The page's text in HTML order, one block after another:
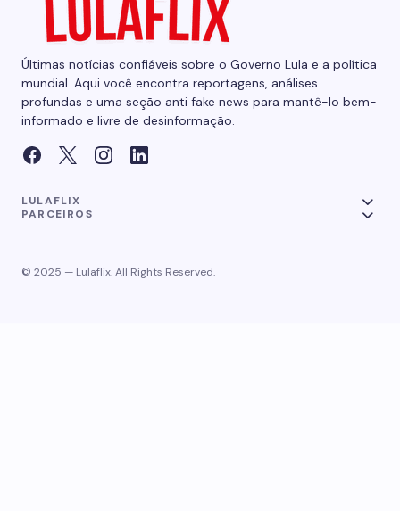
Últimas notícias confiáveis sobre o Governo Lula e a política
mundial. Aqui você encontra reportagens, análises
profundas e uma seção anti fake news para mantê-lo bem-
informado e livre de desinformação.
LULAFLIX
PARCEIROS
© 2025 — Lulaflix. All Rights Reserved.